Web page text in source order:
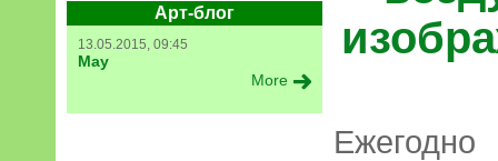
Арт-блог
13.05.2015, 09:45
May
More